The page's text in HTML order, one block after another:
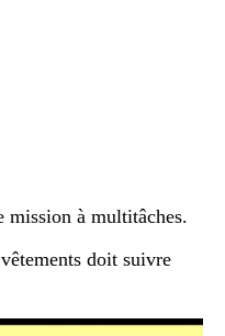
mission à multitâches.
doit suivre